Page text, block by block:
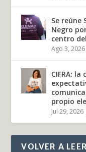
Se reúne
Negro
centro
Ago 3, 2026
CIFRA:
propio
Jul 29, 2026
VOLVER A LEER